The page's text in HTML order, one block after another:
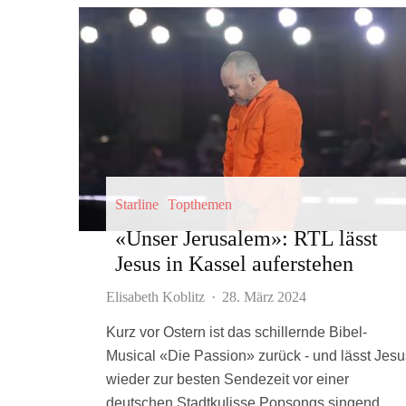
Starline Topthemen
«Unser Jerusalem»: RTL lässt
Jesus in Kassel auferstehen
Elisabeth Koblitz · 28. März 2024
Kurz vor Ostern ist das schillernde Bibel-
Musical «Die Passion» zurück - und lässt
wieder zur besten Sendezeit vor einer
deutschen Stadtkulisse Popsongs singend